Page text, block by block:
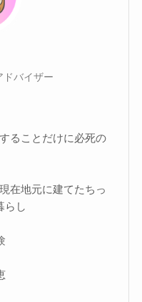
ドバイザー
ることだけに必死の
在地元に建てたちっ
らし